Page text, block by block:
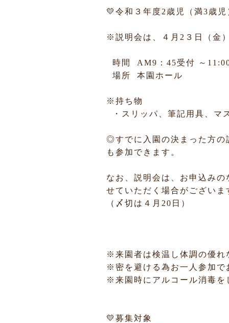
💛令和３年度2歳児（満3歳
※説明会は、４月2３日（金
時間 AM9：45受付 ～
場所 本園ホール
※持ち物
・スリッパ、筆記用具、マ
◎すでに入園の決まった方の
も参加できます。
なお、説明会は、お申込み
せていただく場合がございま
（〆切は４月20日）
※来園者は検温し体調の優れ
※密を避ける為お一人参加で
※来園時にアルコール消毒を
💛募集対象